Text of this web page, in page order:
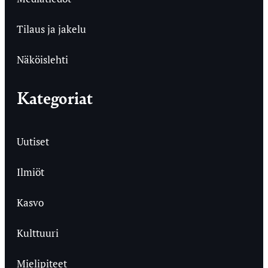
Tilaus ja jakelu
Näköislehti
Kategoriat
Uutiset
Ilmiöt
Kasvo
Kulttuuri
Mielipiteet